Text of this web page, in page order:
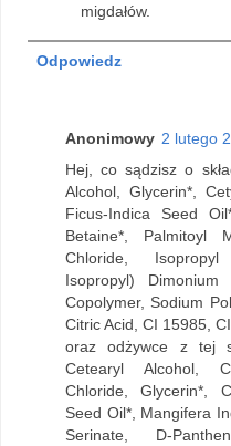
migdałów.
Odpowiedz
Anonimowy 2 lutego
Hej, co sądzisz o
Alcohol, Glycerin*,
Ficus-Indica Seed
Betaine*, Palmitoyl
Chloride, Isopropyl
Isopropyl) Dimonium
Copolymer, Sodium
Citric Acid, CI 15985,
oraz odżywce z tej
Cetearyl Alcohol,
Chloride, Glycerin*,
Seed Oil*, Mangifera
Serinate, D-